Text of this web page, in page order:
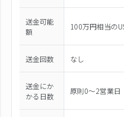
送金可能
額
100万円相当の
送金回数 なし
送金にか
かる日数
原則0〜2営業日